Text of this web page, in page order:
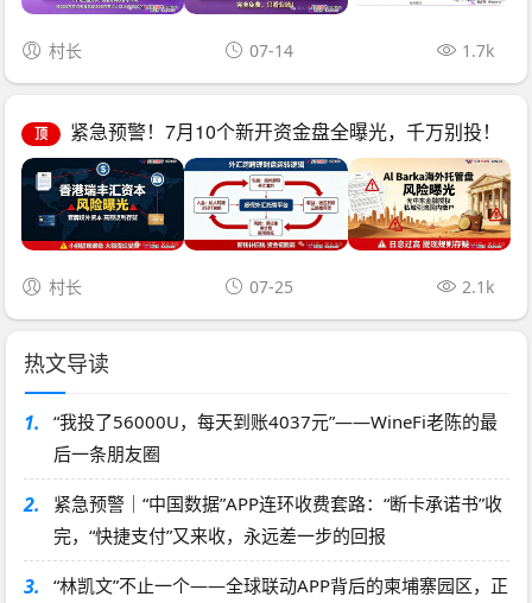
村长 07-14 1.7k
顶 紧急预警！7月10个新开资金盘全曝光，千万别投！
村长 07-25 2.1k
热文导读
1.
“我投了56000U，每天到账4037元”——WineFi老陈的最
后一条朋友圈
2.
紧急预警｜“中国数据”APP连环收费套路：“断卡承诺书”收
完，“快捷支付”又来收，永远差一步的回报
3.
“林凯文”不止一个——全球联动APP背后的柬埔寨园区，正